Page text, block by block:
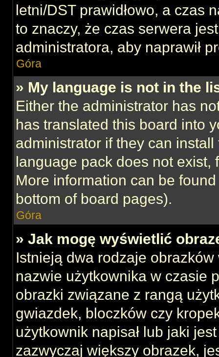
letni/DST prawidłowo, a czas
to znaczy, że czas serwera
administratora, aby naprawił
Góra
» My language is not in the
Either the administrator has
has translated this board into
administrator if they can
language pack does not exist,
More information can be
bottom of board pages).
Góra
» Jak mogę wyświetlić
Istnieją dwa rodzaje
nazwie użytkownika w czasie
obrazki związane z rangą
gwiazdek, bloczków czy
użytkownik napisał lub jaki
zazwyczaj większy obrazek,